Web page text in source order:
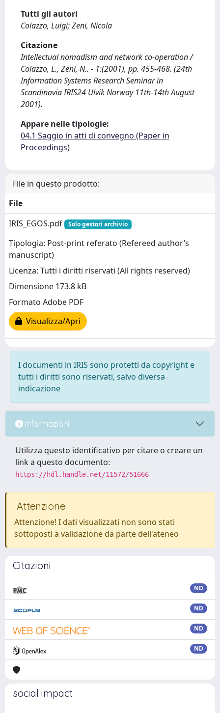
Tutti gli autori
Colazzo, Luigi; Zeni, Nicola
Citazione
Intellectual nomadism and network co-operation /
Colazzo, L., Zeni, N.. - 1:(2001), pp. 455-468. (24th
Information Systems Research Seminar in
Scandinavia IRIS24 Ulvik Norway 11th-14th August
2001).
Appare nelle tipologie:
04.1 Saggio in atti di convegno (Paper in
Proceedings)
File in questo prodotto:
File
IRIS_EGOS.pdf
Solo gestori archivio
Tipologia: Post-print referato (Refereed author’s
manuscript)
Licenza: Tutti i diritti riservati (All rights reserved)
Dimensione 173.8 kB
Formato Adobe PDF
Visualizza/Apri
I documenti in IRIS sono protetti da copyright e
tutti i diritti sono riservati, salvo diversa
indicazione
Informazioni
Utilizza questo identificativo per citare o creare un
link a questo documento:
https://hdl.handle.net/11572/51666
Attenzione
Attenzione! I dati visualizzati non sono stati
sottoposti a validazione da parte dell'ateneo
Citazioni
ND
ND
ND
ND
social impact